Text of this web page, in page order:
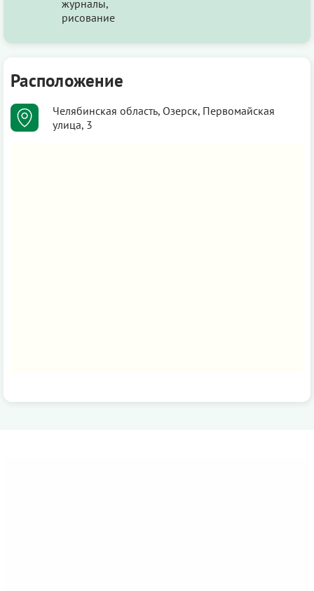
журналы,
рисование
Расположение
Челябинская область, Озерск, Первомайская
улица, 3